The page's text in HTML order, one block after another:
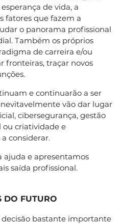
de vida, a
fatores que fazem a
o panorama profissional
Também os próprios
de carreira e/ou
fronteiras, traçar novos
e continuarão a ser
vão dar lugar
cibersegurança, gestão
ou criatividade e
considerar.
ajuda e apresentamos
saída profissional.
DO FUTURO
bastante importante